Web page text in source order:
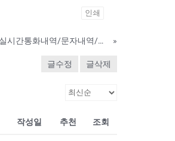
인쇄
핸드폰감시어플/남편폰해킹⭐카톡ID:help010⭐실시간통화내역/문자내역/카톡내역/위치추적/핸드폰도청/카톡복구/핸드폰훔쳐보기 »
글수정 글삭제
작성일 추천 조회